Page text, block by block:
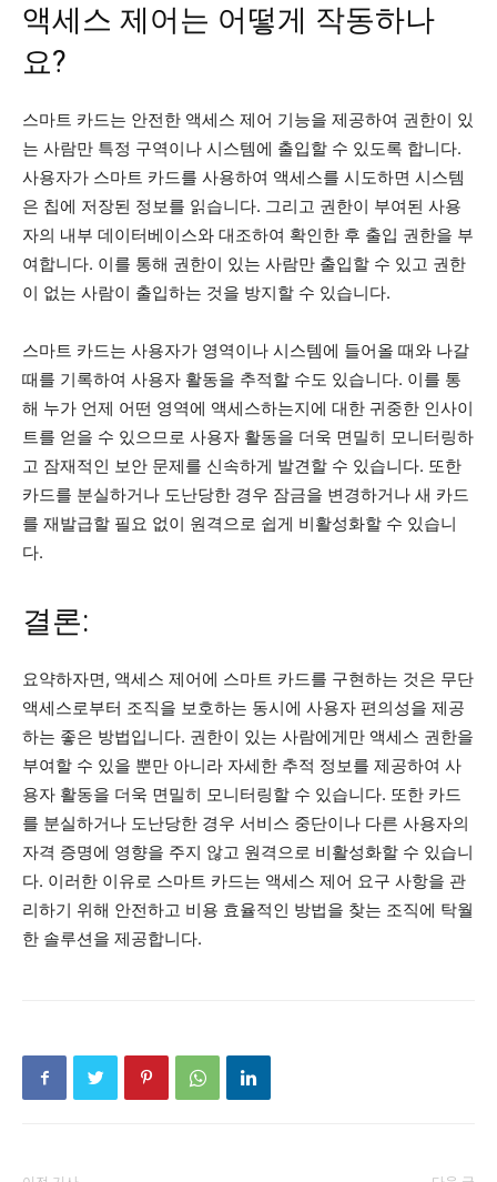
액세스 제어는 어떻게 작동하나
요?
스마트 카드는 안전한 액세스 제어 기능을 제공하여 권한이 있
는 사람만 특정 구역이나 시스템에 출입할 수 있도록 합니다.
사용자가 스마트 카드를 사용하여 액세스를 시도하면 시스템
은 칩에 저장된 정보를 읽습니다. 그리고 권한이 부여된 사용
자의 내부 데이터베이스와 대조하여 확인한 후 출입 권한을 부
여합니다. 이를 통해 권한이 있는 사람만 출입할 수 있고 권한
이 없는 사람이 출입하는 것을 방지할 수 있습니다.
스마트 카드는 사용자가 영역이나 시스템에 들어올 때와 나갈
때를 기록하여 사용자 활동을 추적할 수도 있습니다. 이를 통
해 누가 언제 어떤 영역에 액세스하는지에 대한 귀중한 인사이
트를 얻을 수 있으므로 사용자 활동을 더욱 면밀히 모니터링하
고 잠재적인 보안 문제를 신속하게 발견할 수 있습니다. 또한
카드를 분실하거나 도난당한 경우 잠금을 변경하거나 새 카드
를 재발급할 필요 없이 원격으로 쉽게 비활성화할 수 있습니
다.
결론:
요약하자면, 액세스 제어에 스마트 카드를 구현하는 것은 무단
액세스로부터 조직을 보호하는 동시에 사용자 편의성을 제공
하는 좋은 방법입니다. 권한이 있는 사람에게만 액세스 권한을
부여할 수 있을 뿐만 아니라 자세한 추적 정보를 제공하여 사
용자 활동을 더욱 면밀히 모니터링할 수 있습니다. 또한 카드
를 분실하거나 도난당한 경우 서비스 중단이나 다른 사용자의
자격 증명에 영향을 주지 않고 원격으로 비활성화할 수 있습니
다. 이러한 이유로 스마트 카드는 액세스 제어 요구 사항을 관
리하기 위해 안전하고 비용 효율적인 방법을 찾는 조직에 탁월
한 솔루션을 제공합니다.